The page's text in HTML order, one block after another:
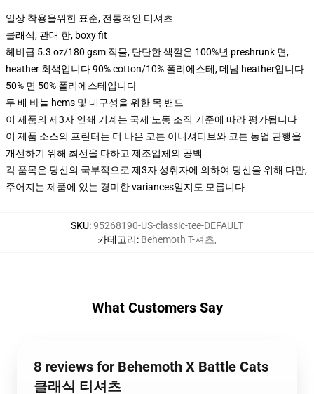
일상 착용을위한 표준, 전통적인 티셔츠
클래식, 관대 한, boxy fit
헤비급 5.3 oz/180 gsm 직물, 단단한 색깔은 100%년 preshrunk 면,
heather 회색입니다 90% cotton/10% 폴리에스테, 데님 heather입니다
50% 면 50% 폴리에스테입니다
두 배 바늘 hems 및 내구성을 위한 목 밴드
이 제품의 제3자 인쇄 기계는 국제 노동 조직 기준에 따라 평가됩니다
이 제품 소스의 프린터는 더 나은 코튼 이니셔티브와 코튼 농업 관행을
개선하기 위해 최선을 다하고 제조업체의 공백
각 품목은 당신의 국부적으로 제3자 성취자에 의하여 당신을 위해 다만,
주어지는 제품에 있는 경미한 variances일지도 모릅니다
SKU:95268190-US-classic-tee-DEFAULT
카테고리: Behemoth T-셔츠,
What Customers Say
8 reviews for Behemoth X Battle Cats
클래식 티셔츠